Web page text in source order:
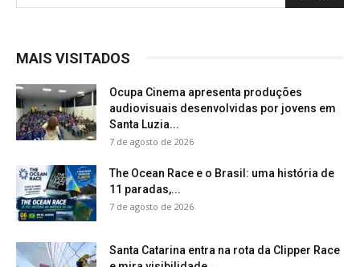
MAIS VISITADOS
Ocupa Cinema apresenta produções
audiovisuais desenvolvidas por jovens em
Santa Luzia...
7 de agosto de 2026
The Ocean Race e o Brasil: uma história de
11 paradas,...
7 de agosto de 2026
Santa Catarina entra na rota da Clipper Race